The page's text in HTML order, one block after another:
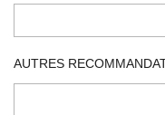
AUTRES